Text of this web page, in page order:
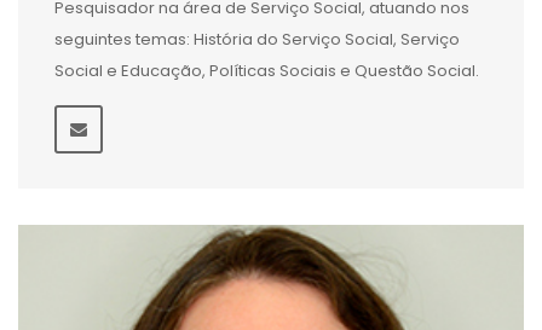
Pesquisador na área de Serviço Social, atuando nos
seguintes temas: História do Serviço Social, Serviço
Social e Educação, Políticas Sociais e Questão Social.